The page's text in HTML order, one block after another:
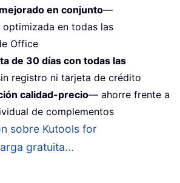
en conjunto—
en todas las
Office
de 30 días con todas las
registro ni tarjeta de crédito
calidad-precio— ahorre frente a
de complementos
sobre Kutools for
gratuita...